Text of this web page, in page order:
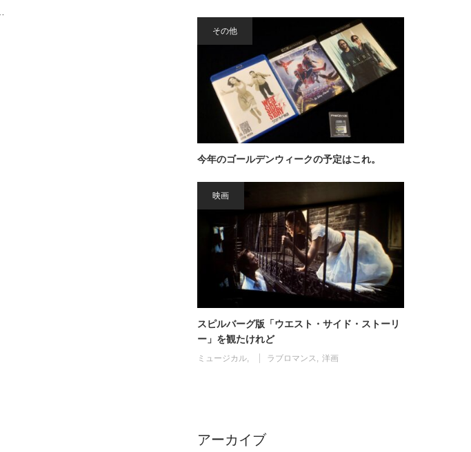
その他
今年のゴールデンウィークの予定はこれ。
映画
スピルバーグ版「ウエスト・サイド・ストーリ
ー」を観たけれど
ミュージカル ラブロマンス 洋画
アーカイブ